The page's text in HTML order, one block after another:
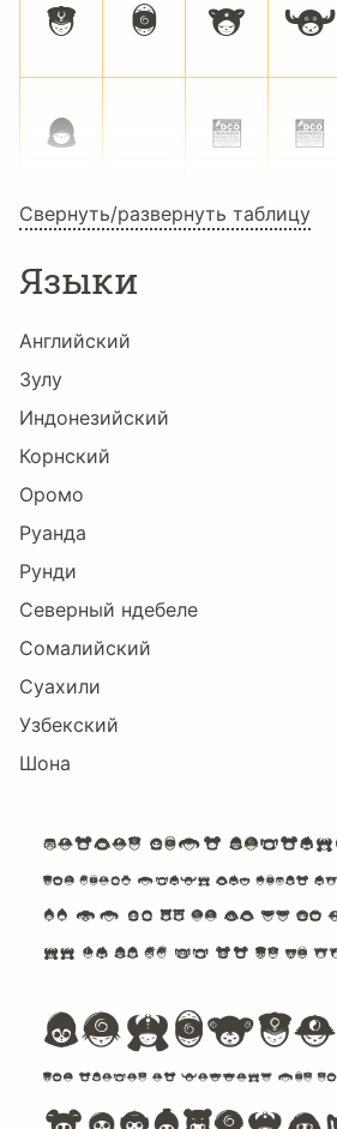
t u v w
z © ®
Свернуть/развернуть таблицу
Языки
Английский
Зулу
Индонезийский
Корнский
Оромо
Руанда
Рунди
Северный ндебеле
Сомалийский
Суахили
Узбекский
Шона